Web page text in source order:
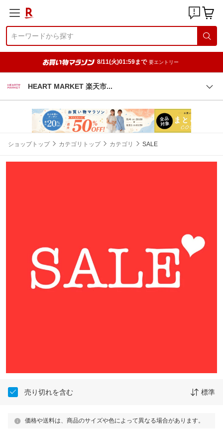
8/11(火)01:59まで 要エントリー
HEART MARKET 楽天市
ショップトップ カテゴリトップ カテゴリ SALE
売り切れを含む 標準
価格や送料は、商品のサイズや色によって異なる場合があります。